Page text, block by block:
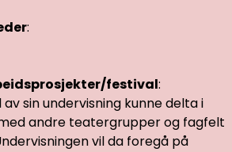
:
festival:
av sin undervisning kunne delta i
andre teatergrupper og fagfelt
vil da foregå på